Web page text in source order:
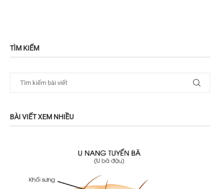
TÌM KIẾM
BÀI VIẾT XEM NHIỀU